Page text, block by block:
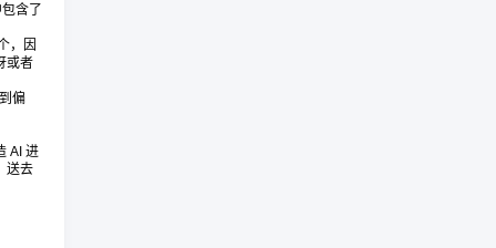
含了
，因
或者
偏
AI 进
送去